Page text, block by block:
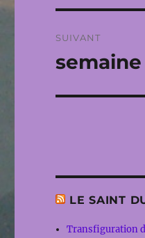
SUIVANT
Publication
LE SAINT
Transfiguration